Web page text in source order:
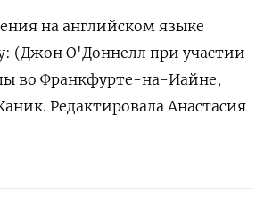
на английском языке
(Джон О'Доннелл при участии
во Франкфурте-на-Иайне,
Редактировала Анастасия